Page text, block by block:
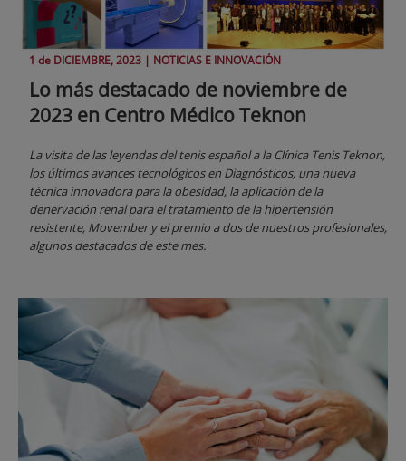
1 de DICIEMBRE, 2023 | NOTICIAS E INNOVACIÓN
Lo más destacado de noviembre de
2023 en Centro Médico Teknon
La visita de las leyendas del tenis español a la Clínica Tenis Teknon,
los últimos avances tecnológicos en Diagnósticos, una nueva
técnica innovadora para la obesidad, la aplicación de la
denervación renal para el tratamiento de la hipertensión
resistente, Movember y el premio a dos de nuestros profesionales,
algunos destacados de este mes.